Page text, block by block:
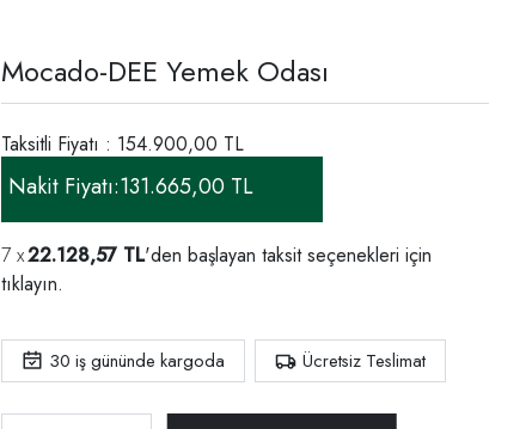
Mocado-DEE Yemek Odası
Taksitli Fiyatı : 154.900,00 TL
Nakit Fiyatı:131.665,00 TL
22.128,57 TL'den başlayan taksit seçenekleri için
tıklayın.
30 iş gününde kargoda Ücretsiz Teslimat